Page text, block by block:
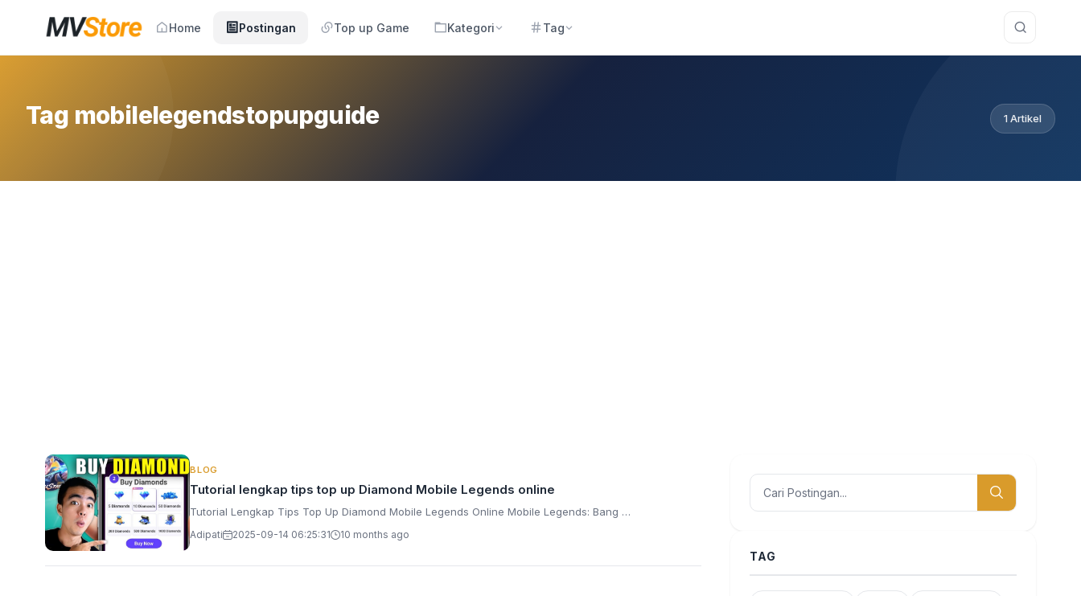
Home Postingan Top up Game Kategori Tag
Tag mobilelegendstopupguide 1 Artikel
BLOG
Tutorial lengkap tips top up Diamond Mobile Legends online
Tutorial Lengkap Tips Top Up Diamond Mobile Legends Online Mobile Legends: Bang …
Adipati 2025-09-14 06:25:31 10 months ago
TAG